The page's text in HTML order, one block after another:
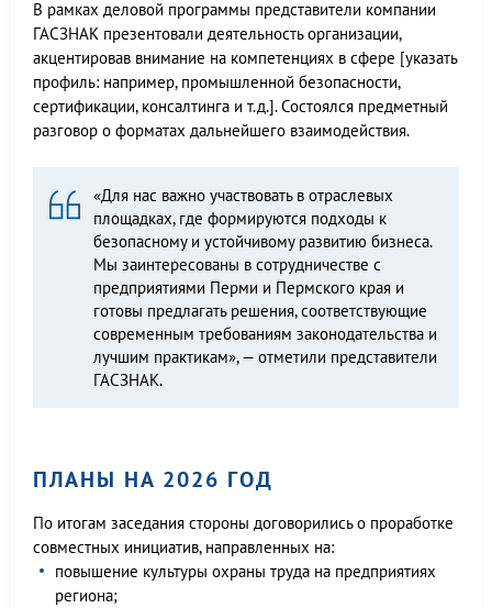
В рамках деловой программы представители компании
ГАСЗНАК презентовали деятельность организации,
акцентировав внимание на компетенциях в сфере [указать
профиль: например, промышленной безопасности,
сертификации, консалтинга и т.д.]. Состоялся предметный
разговор о форматах дальнейшего взаимодействия.
«Для нас важно участвовать в отраслевых
площадках, где формируются подходы к
безопасному и устойчивому развитию бизнеса.
Мы заинтересованы в сотрудничестве с
предприятиями Перми и Пермского края и
готовы предлагать решения, соответствующие
современным требованиям законодательства и
лучшим практикам», — отметили представители
ГАСЗНАК.
ПЛАНЫ НА 2026 ГОД
По итогам заседания стороны договорились о проработке
совместных инициатив, направленных на:
повышение культуры охраны труда на предприятиях
региона;